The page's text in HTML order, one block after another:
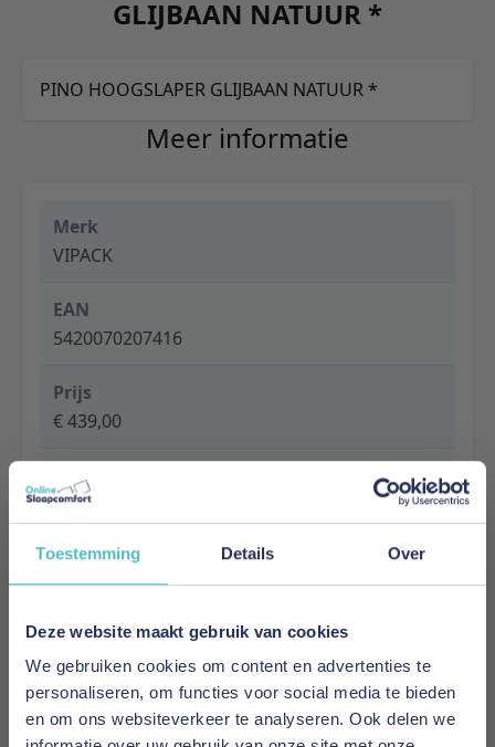
Toestemming Details Over
Deze website maakt gebruik van cookies
We gebruiken cookies om content en advertenties te
personaliseren, om functies voor social media te bieden
en om ons websiteverkeer te analyseren. Ook delen we
GLIJBAAN NATUUR *
PINO HOOGSLAPER GLIJBAAN NATUUR *
Meer informatie
Merk
VIPACK
EAN
5420070207416
Prijs
€ 439,00
Levertijd
1 tot 5 werkdagen
Specificaties
Material: Scandinavian pine
Colour: NATURAL
Slat base included: Yes
Product style: Scandinavian
Soft close: Not applicable